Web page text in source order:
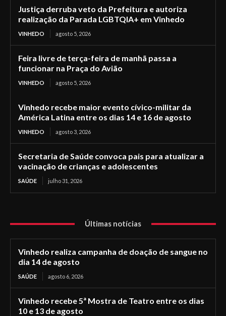
Justiça derruba veto da Prefeitura e autoriza
realização da Parada LGBTQIA+ em Vinhedo
VINHEDO agosto 5, 2026
Feira livre de terça-feira de manhã passa a
funcionar na Praça do Avião
VINHEDO agosto 5, 2026
Vinhedo recebe maior evento cívico-militar da
América Latina entre os dias 14 e 16 de agosto
VINHEDO agosto 3, 2026
Secretaria de Saúde convoca pais para atualizar a
vacinação de crianças e adolescentes
SAÚDE julho 31, 2026
Últimas notícias
Vinhedo realiza campanha de doação de sangue no
dia 14 de agosto
SAÚDE agosto 6, 2026
Vinhedo recebe 5ª Mostra de Teatro entre os dias
10 e 13 de agosto